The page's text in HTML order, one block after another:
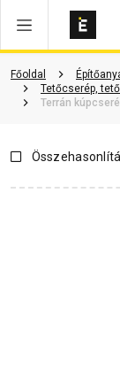
Főoldal
Tetőcserép,
Terrán
Vásárlói vélemények